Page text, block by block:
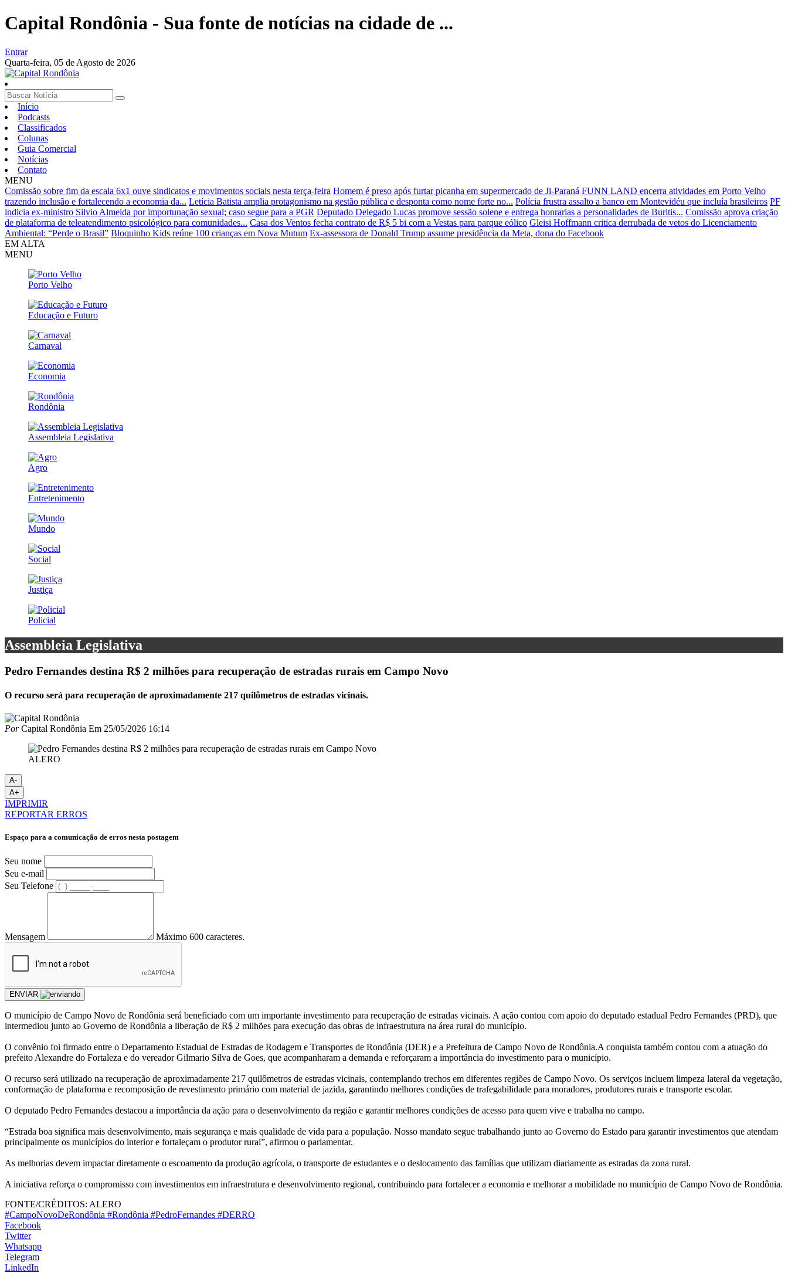
Capital Rondônia - Sua fonte de notícias na cidade de ...
Entrar
Quarta-feira, 05 de Agosto de 2026
Início
Podcasts
Classificados
Colunas
Guia Comercial
Notícias
Contato
MENU
Comissão sobre fim da escala 6x1 ouve sindicatos e movimentos sociais nesta terça-feira Homem é preso após furtar picanha em supermercado de Ji-Paraná FUNN LAND encerra atividades em Porto Velho
trazendo inclusão e fortalecendo a economia da... Letícia Batista amplia protagonismo na gestão pública e desponta como nome forte no... Polícia frustra assalto a banco em Montevidéu que incluía brasileiros PF
indicia ex-ministro Silvio Almeida por importunação sexual; caso segue para a PGR Deputado Delegado Lucas promove sessão solene e entrega honrarias a personalidades de Buritis... Comissão aprova criação
de plataforma de teleatendimento psicológico para comunidades... Casa dos Ventos fecha contrato de R$ 5 bi com a Vestas para parque eólico Gleisi Hoffmann critica derrubada de vetos do Licenciamento
Ambiental: “Perde o Brasil” Bloquinho Kids reúne 100 crianças em Nova Mutum Ex-assessora de Donald Trump assume presidência da Meta, dona do Facebook
EM ALTA
MENU
Porto Velho
Educação e Futuro
Carnaval
Economia
Rondônia
Assembleia Legislativa
Agro
Entretenimento
Mundo
Social
Justiça
Policial
Assembleia Legislativa
Pedro Fernandes destina R$ 2 milhões para recuperação de estradas rurais em Campo Novo
O recurso será para recuperação de aproximadamente 217 quilômetros de estradas vicinais.
PorCapital Rondônia Em 25/05/2026 16:14
ALERO
A-
A+
IMPRIMIR
REPORTAR ERROS
Espaço para a comunicação de erros nesta postagem
Seu nome
Seu e-mail
Seu Telefone
Mensagem Máximo 600 caracteres.
ENVIAR
O município de Campo Novo de Rondônia será beneficiado com um importante investimento para recuperação de estradas vicinais. A ação contou com apoio do deputado estadual Pedro Fernandes (PRD), que
intermediou junto ao Governo de Rondônia a liberação de R$ 2 milhões para execução das obras de infraestrutura na área rural do município.
O convênio foi firmado entre o Departamento Estadual de Estradas de Rodagem e Transportes de Rondônia (DER) e a Prefeitura de Campo Novo de Rondônia.A conquista também contou com a atuação do
prefeito Alexandre do Fortaleza e do vereador Gilmario Silva de Goes, que acompanharam a demanda e reforçaram a importância do investimento para o município.
O recurso será utilizado na recuperação de aproximadamente 217 quilômetros de estradas vicinais, contemplando trechos em diferentes regiões de Campo Novo. Os serviços incluem limpeza lateral da vegetação,
conformação de plataforma e recomposição de revestimento primário com material de jazida, garantindo melhores condições de trafegabilidade para moradores, produtores rurais e transporte escolar.
O deputado Pedro Fernandes destacou a importância da ação para o desenvolvimento da região e garantir melhores condições de acesso para quem vive e trabalha no campo.
“Estrada boa significa mais desenvolvimento, mais segurança e mais qualidade de vida para a população. Nosso mandato segue trabalhando junto ao Governo do Estado para garantir investimentos que atendam
principalmente os municípios do interior e fortaleçam o produtor rural”, afirmou o parlamentar.
As melhorias devem impactar diretamente o escoamento da produção agrícola, o transporte de estudantes e o deslocamento das famílias que utilizam diariamente as estradas da zona rural.
A iniciativa reforça o compromisso com investimentos em infraestrutura e desenvolvimento regional, contribuindo para fortalecer a economia e melhorar a mobilidade no município de Campo Novo de Rondônia.
FONTE/CRÉDITOS: ALERO
#CampoNovoDeRondônia #Rondônia #PedroFernandes #DERRO
Facebook
Twitter
Whatsapp
Telegram
LinkedIn